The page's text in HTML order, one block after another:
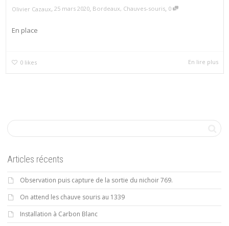
Olivier Cazaux, 25 mars 2020, Bordeaux, Chauves-souris, 0
En place
0 likes En lire plus
Articles récents
Observation puis capture de la sortie du nichoir 769.
On attend les chauve souris au 1339
Installation à Carbon Blanc